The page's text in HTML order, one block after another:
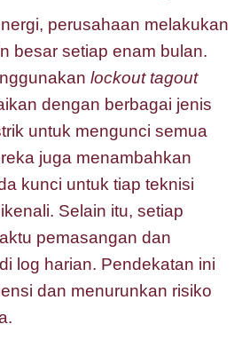
perusahaan melakukan
besar setiap enam bulan.
lockout tagout
dengan berbagai jenis
untuk mengunci semua
juga menambahkan
kunci untuk tiap teknisi
Selain itu, setiap
pemasangan dan
log harian. Pendekatan ini
dan menurunkan risiko